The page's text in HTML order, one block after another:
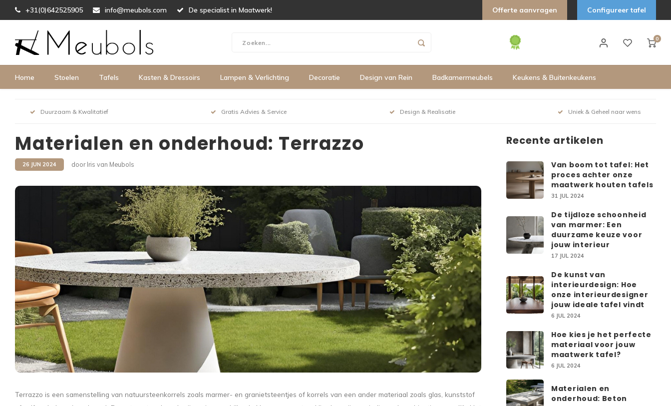
+31(0)642525905 info@meubols.com De specialist in Maatwerk! Offerte aanvragen Configureer tafel
0
Home Stoelen Tafels Kasten & Dressoirs Lampen & Verlichting Decoratie Design van Rein Badkamermeubels Keukens & Buitenkeukens
Duurzaam & Kwalitatief Gratis Advies & Service Design & Realisatie Uniek & Geheel naar wens
Materialen en onderhoud: Terrazzo
26 JUN 2024 door Iris van Meubols
Terrazzo is een samenstelling van natuursteenkorrels zoals marmer- en granietsteentjes of korrels van een ander materiaal zoals glas, kunststof
Recente artikelen
Van boom tot tafel: Het
proces achter onze
maatwerk houten tafels
31 JUL 2024
De tijdloze schoonheid
van marmer: Een
duurzame keuze voor
jouw interieur
17 JUL 2024
De kunst van
interieurdesign: Hoe
onze interieurdesigner
jouw ideale tafel vindt
6 JUL 2024
Hoe kies je het perfecte
materiaal voor jouw
maatwerk tafel?
6 JUL 2024
Materialen en
onderhoud: Beton